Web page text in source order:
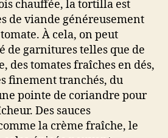
chauffée, la tortilla est
de viande généreusement
À cela, on peut
de garnitures telles que de
des tomates fraîches en dés,
finement tranchés, du
pointe de coriandre pour
Des sauces
la crème fraîche, le